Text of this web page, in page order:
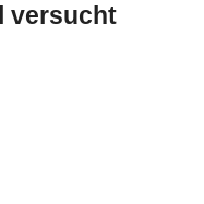
versucht